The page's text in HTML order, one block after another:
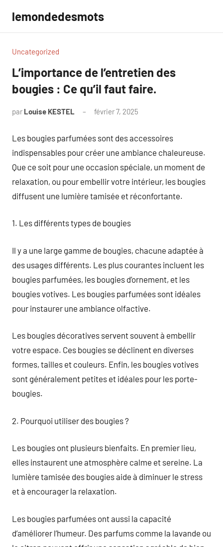
contenu
lemondedesmots
Uncategorized
L’importance de l’entretien des
bougies : Ce qu’il faut faire.
par Louise KESTEL février 7, 2025
Les bougies parfumées sont des accessoires
indispensables pour créer une ambiance chaleureuse.
Que ce soit pour une occasion spéciale, un moment de
relaxation, ou pour embellir votre intérieur, les bougies
diffusent une lumière tamisée et réconfortante.
1. Les différents types de bougies
Il y a une large gamme de bougies, chacune adaptée à
des usages différents. Les plus courantes incluent les
bougies parfumées, les bougies d’ornement, et les
bougies votives. Les bougies parfumées sont idéales
pour instaurer une ambiance olfactive.
Les bougies décoratives servent souvent à embellir
votre espace. Ces bougies se déclinent en diverses
formes, tailles et couleurs. Enfin, les bougies votives
sont généralement petites et idéales pour les porte-
bougies.
2. Pourquoi utiliser des bougies ?
Les bougies ont plusieurs bienfaits. En premier lieu,
elles instaurent une atmosphère calme et sereine. La
lumière tamisée des bougies aide à diminuer le stress
et à encourager la relaxation.
Les bougies parfumées ont aussi la capacité
d’améliorer l’humeur. Des parfums comme la lavande ou